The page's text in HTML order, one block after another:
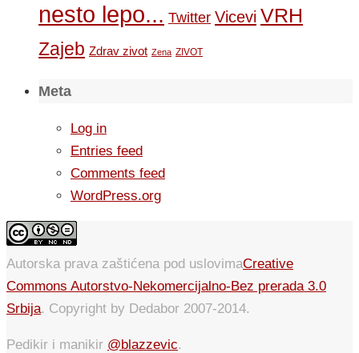
nesto lepo... Twitter Vicevi VRH
Zajeb Zdrav zivot Zena ZIVOT
Meta
Log in
Entries feed
Comments feed
WordPress.org
Autorska prava zaštićena pod uslovimaCreative
Commons Autorstvo-Nekomercijalno-Bez prerada 3.0
Srbija. Copyright by Dedabor 2007-2014.
Pedikir i manikir @blazzevic.